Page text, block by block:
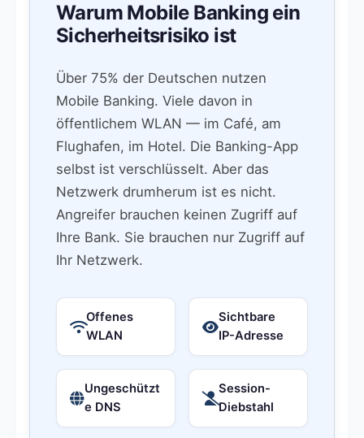
Warum Mobile Banking ein
Sicherheitsrisiko ist
Über 75% der Deutschen nutzen
Mobile Banking. Viele davon in
öffentlichem WLAN — im Café, am
Flughafen, im Hotel. Die Banking-App
selbst ist verschlüsselt. Aber das
Netzwerk drumherum ist es nicht.
Angreifer brauchen keinen Zugriff auf
Ihre Bank. Sie brauchen nur Zugriff auf
Ihr Netzwerk.
Offenes
WLAN
Sichtbare
IP-Adresse
Ungeschützt
e DNS
Session-
Diebstahl